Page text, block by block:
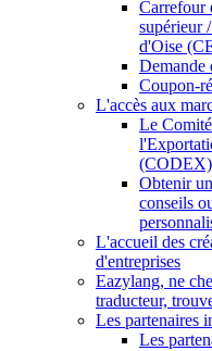
Carrefour
supérieur
d'Oise
Demande
Coupon-
L'accès aux
Le
(CODEX)
Obtenir
conseils
L'accueil des
d'entreprises
Eazylang, ne
traducteur,
Les partenaires
Les